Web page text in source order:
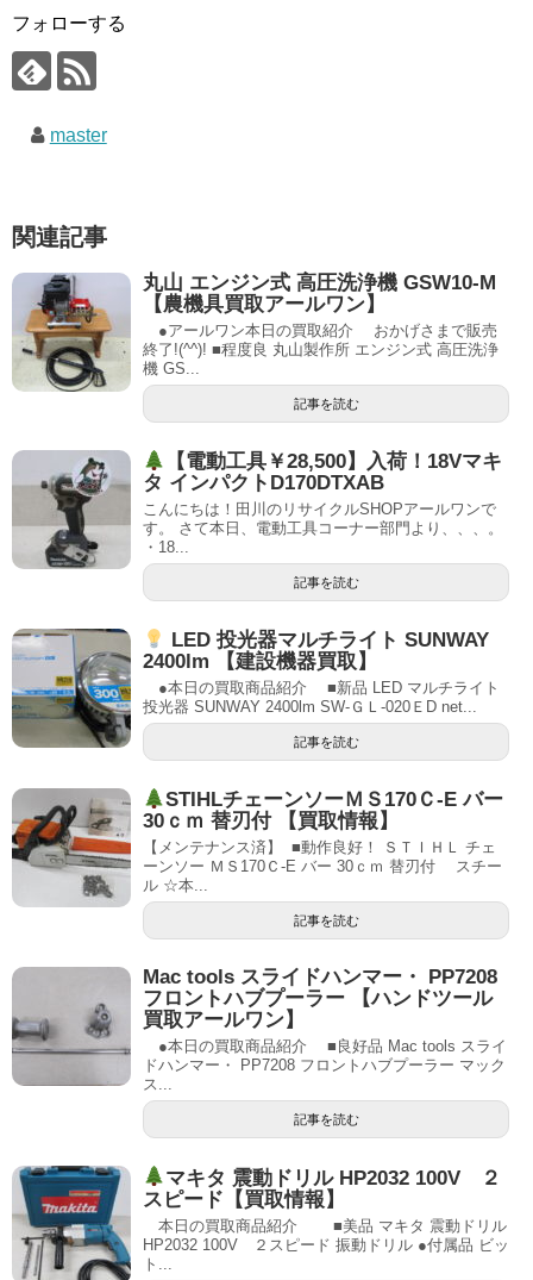
フォローする
master
関連記事
丸山 エンジン式 高圧洗浄機 GSW10-M
【農機具買取アールワン】
●アールワン本日の買取紹介 おかげさまで販売
終了!(^^)! ■程度良 丸山製作所 エンジン式 高圧洗浄
機 GS...
記事を読む
【電動工具￥28,500】入荷！18Vマキ
タ インパクトD170DTXAB
こんにちは！田川のリサイクルSHOPアールワンで
す。 さて本日、電動工具コーナー部門より、、、。
・18...
記事を読む
LED 投光器マルチライト SUNWAY
2400lm 【建設機器買取】
●本日の買取商品紹介 ■新品 LED マルチライト
投光器 SUNWAY 2400lm SW-ＧＬ-020ＥD net...
記事を読む
STIHLチェーンソーＭＳ170Ｃ-E バー
30ｃｍ 替刃付 【買取情報】
【メンテナンス済】 ■動作良好！ ＳＴＩＨＬ チェ
ーンソー ＭＳ170Ｃ-E バー 30ｃｍ 替刃付 スチー
ル ☆本...
記事を読む
Mac tools スライドハンマー・ PP7208
フロントハブプーラー 【ハンドツール
買取アールワン】
●本日の買取商品紹介 ■良好品 Mac tools スライ
ドハンマー・ PP7208 フロントハブプーラー マック
ス...
記事を読む
マキタ 震動ドリル HP2032 100V ２
スピード【買取情報】
本日の買取商品紹介 ■美品 マキタ 震動ドリル
HP2032 100V ２スピード 振動ドリル ●付属品 ビッ
ト...